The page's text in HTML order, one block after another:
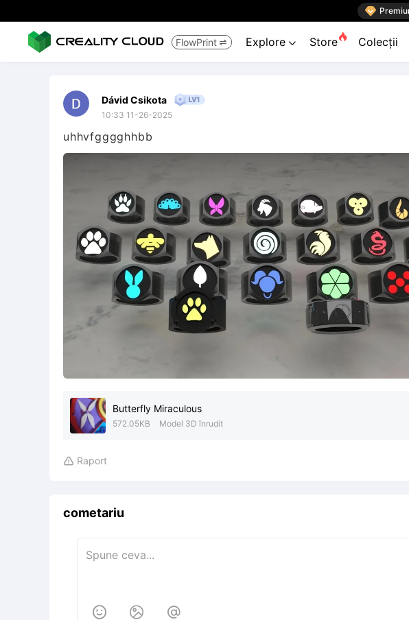

FlowPrint  Explore  Store Colecții
Dávid Csikota
10:33 11-26-2025
uhhvfgggghhbb
Butterfly Miraculous
572.05KB Model 3D înrudit
 Raport
cometariu
  